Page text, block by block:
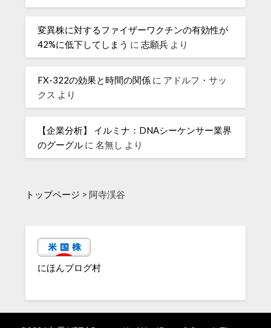
変異株に対するファイザーワクチンの有効性が
42%に低下してしまう に志願兵 より
FX-322の効果と時間の関係 に アドルフ・サッ
クス より
【企業分析】 イルミナ：DNAシーケンサー業界
のグーグル に名無し より
トップページ >阿寺渓谷
にほんブログ村